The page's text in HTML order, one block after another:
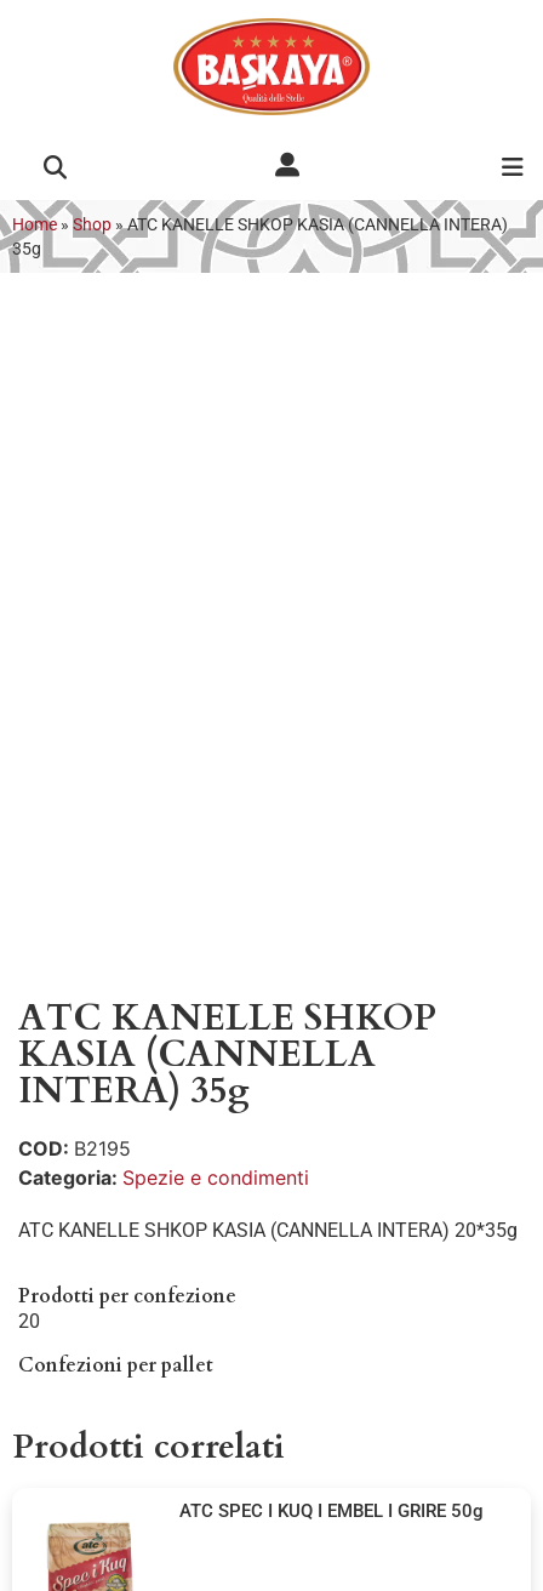
Home » Shop »ATC KANELLE SHKOP KASIA (CANNELLA INTERA)
35g
ATC KANELLE SHKOP
KASIA (CANNELLA
INTERA) 35g
COD: B2195
Categoria: Spezie e condimenti
ATC KANELLE SHKOP KASIA (CANNELLA INTERA) 20*35g
Prodotti per confezione
20
Confezioni per pallet
Prodotti correlati
ATC SPEC I KUQ I EMBEL I GRIRE 50g